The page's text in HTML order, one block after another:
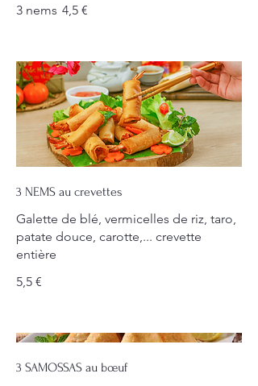
3 nems 4,5 €
3 NEMS au crevettes
Galette de blé, vermicelles de riz, taro,
patate douce, carotte,... crevette
entière
5,5 €
3 SAMOSSAS au bœuf